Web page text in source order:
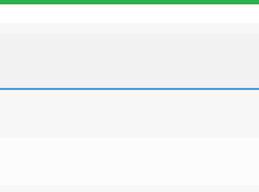
3*
3RD ROAD 2*